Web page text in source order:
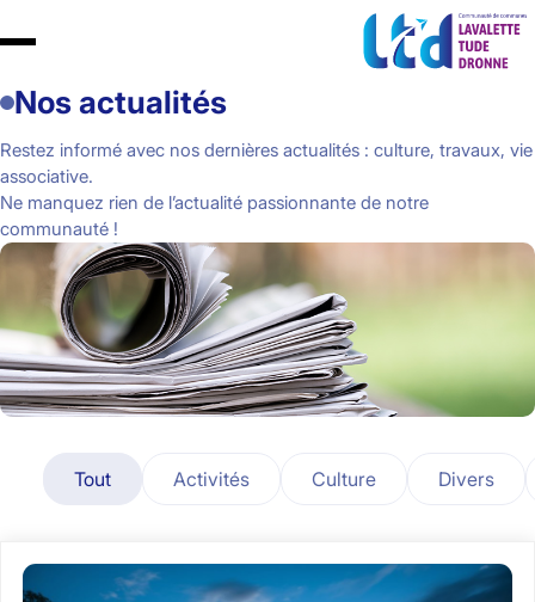
Nos actualités
Restez informé avec nos dernières actualités : culture, travaux, vie
associative.
Ne manquez rien de l’actualité passionnante de notre
communauté !
Tout Activités Culture Divers